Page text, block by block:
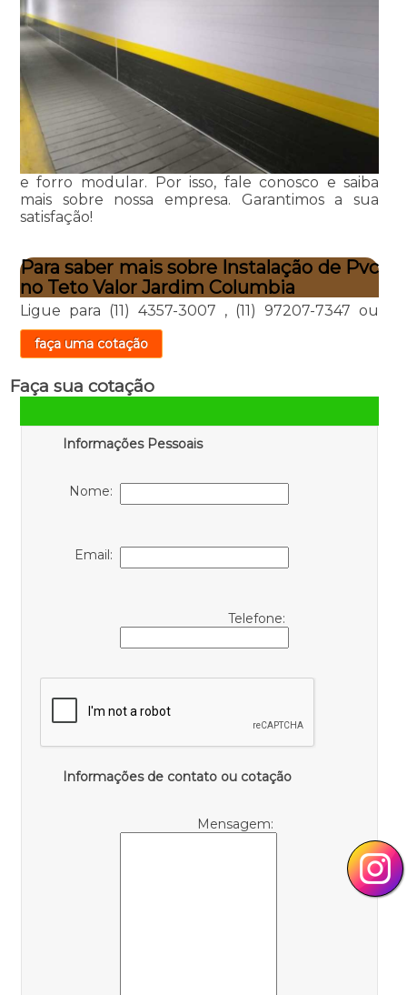
e forro modular. Por isso, fale conosco e saiba
mais sobre nossa empresa. Garantimos a sua
satisfação!
Para saber mais sobre Instalação de Pvc
no Teto Valor Jardim Columbia
Ligue para (11) 4357-3007 , (11) 97207-7347 ou
faça uma cotação
Faça sua cotação
Informações Pessoais
Nome:
Email:
Telefone:
Informações de contato ou cotação
Mensagem: